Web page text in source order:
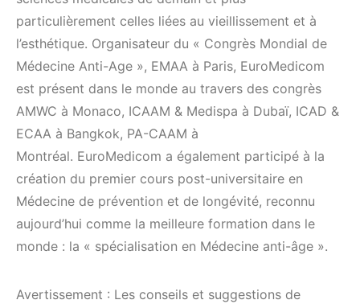
particulièrement celles liées au vieillissement et à
l’esthétique. Organisateur du « Congrès Mondial de
Médecine Anti-Age », EMAA à Paris, EuroMedicom
est présent dans le monde au travers des congrès
AMWC à Monaco, ICAAM & Medispa à Dubaï, ICAD &
ECAA à Bangkok, PA-CAAM à
Montréal. EuroMedicom a également participé à la
création du premier cours post-universitaire en
Médecine de prévention et de longévité, reconnu
aujourd’hui comme la meilleure formation dans le
monde : la « spécialisation en Médecine anti-âge ».
Avertissement : Les conseils et suggestions de